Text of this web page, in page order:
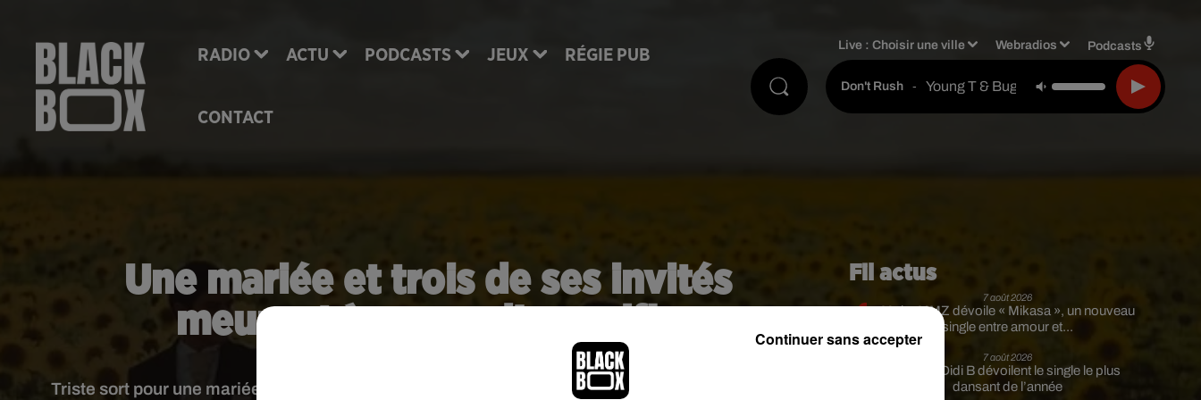
RADIO ACTU PODCASTS JEUX RÉGIE PUB
CONTACT
Live :Choisir une ville Webradios Podcasts
Don't Rush - Young T & Bugsey
Une mariée et trois de ses invités
meurent à cause d'un selfie
Triste sort pour une mariée et trois membres de sa famille. Ces derniers viennent en effet de périr
Fil actus
7 août 2026
Moha MMZ dévoile « Mikasa », un nouveau
single entre amour et...
7 août 2026
Tayc et Didi B dévoilent le single le plus
dansant de l’année
Continuer sans accepter